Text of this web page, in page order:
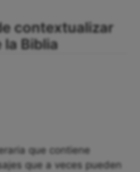
contextualizar
la Biblia
que contiene
que a veces pueden